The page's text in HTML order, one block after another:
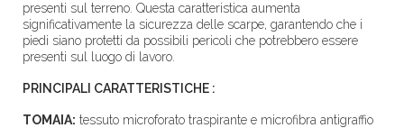
presenti sul terreno. Questa caratteristica aumenta
significativamente la sicurezza delle scarpe, garantendo che i
piedi siano protetti da possibili pericoli che potrebbero essere
presenti sul luogo di lavoro.
PRINCIPALI CARATTERISTICHE :
TOMAIA: tessuto microforato traspirante e microfibra antigraffio